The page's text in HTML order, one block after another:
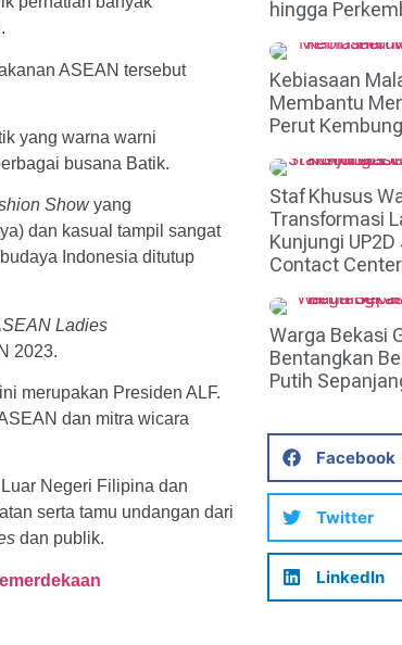
ASEAN tersebut
yang warna warni
busana Batik.
Showyang
dan kasual tampil sangat
Indonesia ditutup
Ladies
2023.
merupakan Presiden ALF.
dan mitra wicara
Negeri Filipina dan
serta tamu undangan dari
dan publik.
hingga
Kebiasaan
Membantu
Perut Kembung
Staf Khusus
Transformasi
Kunjungi
Contact
Warga Bekasi
Bentangkan
Putih
Facebook
Twitter
LinkedIn